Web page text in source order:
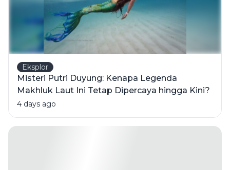
Eksplor
Misteri Putri Duyung: Kenapa Legenda
Makhluk Laut Ini Tetap Dipercaya hingga Kini?
4 days ago